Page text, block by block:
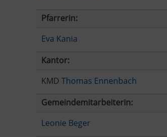
Pfarrerin:
Eva Kania
Kantor:
KMD Thomas Ennenbach
Gemeindemitarbeiterin:
Leonie Beger